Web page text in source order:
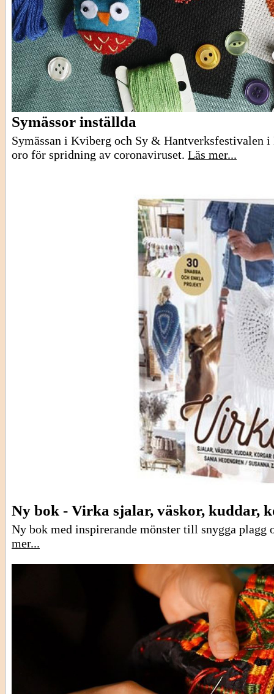
Symässor inställda
Symässan i Kviberg och Sy & Hantverksfestivalen
oro för spridning av coronaviruset. Läs mer...
Ny bok - Virka sjalar, väskor, kuddar,
Ny bok med inspirerande mönster till snygga
mer...